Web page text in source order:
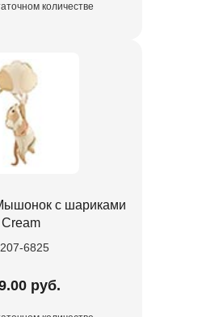
количестве
с шариками
Cream
6825
руб.